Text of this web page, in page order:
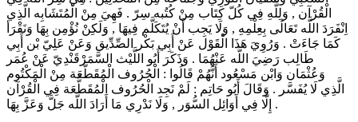
الْقُرْآن , وَلِلَّهِ فِي كُلّ كِتَاب مِنْ كُتُبه سِرّ . فَهِيَ مِنْ الْمُتَشَابِه الَّذِي
اِنْفَرَدَ اللَّه تَعَالَى بِعِلْمِهِ , وَلَا يَجِب أَنْ يُتَكَلَّم فِيهَا , وَلَكِنْ نُؤْمِن بِهَا وَنَقْرَأ
كَمَا جَاءَتْ . وَرُوِيَ هَذَا الْقَوْل عَنْ أَبِي بَكْر الصِّدِّيق وَعَنْ عَلِيّ بْن أَبِي
طَالِب رَضِيَ اللَّه عَنْهُمَا . وَذَكَرَ أَبُو اللَّيْث السَّمَرْقَنْدِيّ عَنْ عُمَر
وَعُثْمَان وَابْن مَسْعُود أَنَّهُمْ قَالُوا : الْحُرُوف الْمُقَطَّعَة مِنْ الْمَكْتُوم
الَّذِي لَا يُفَسَّر . وَقَالَ أَبُو حَاتِم : لَمْ نَجِد الْحُرُوف الْمُقَطَّعَة فِي الْقُرْآن
إِلَّا فِي أَوَائِل السُّوَر , وَلَا نَدْرِي مَا أَرَادَ اللَّه جَلَّ وَعَزَّ بِهَا .